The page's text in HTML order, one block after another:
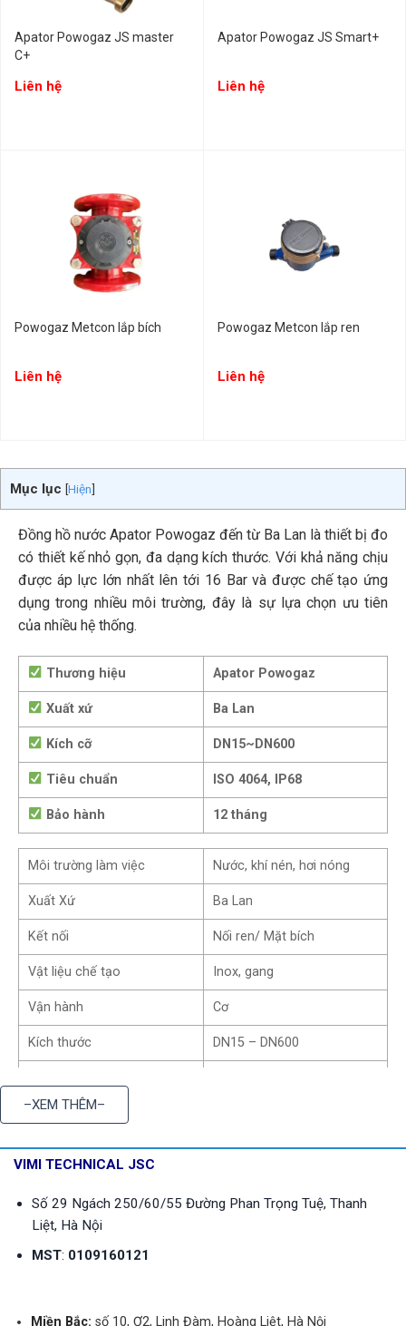
Apator Powogaz JS master
C+
Liên hệ
Apator Powogaz JS Smart+
Liên hệ
Powogaz Metcon lắp bích
Liên hệ
Powogaz Metcon lắp ren
Liên hệ
Mục lục [Hiện]
Đồng hồ nước Apator Powogaz đến từ Ba Lan là thiết bị đo
có thiết kế nhỏ gọn, đa dạng kích thước. Với khả năng chịu
được áp lực lớn nhất lên tới 16 Bar và được chế tạo ứng
dụng trong nhiều môi trường, đây là sự lựa chọn ưu tiên
của nhiều hệ thống.
Thương hiệu Apator Powogaz
Xuất xứ Ba Lan
Kích cỡ DN15~DN600
Tiêu chuẩn ISO 4064, IP68
Bảo hành 12 tháng
Môi trường làm việc Nước, khí nén, hơi nóng
Xuất Xứ Ba Lan
Kết nối Nối ren/ Mặt bích
Vật liệu chế tạo Inox, gang
Vận hành Cơ
Kích thước DN15 – DN600
Nhiệt độ làm việc
Tiêu chuẩn ISO 4064, IP68
1Kho đồng hồ nước diện tích 5000m2
–XEM THÊM–
VIMI TECHNICAL JSC
Số 29 Ngách 250/60/55 Đường Phan Trọng Tuệ, Thanh
Liệt, Hà Nội
MST: 0109160121
Miền Bắc: số 10, Ơ2, Linh Đàm, Hoàng Liệt, Hà Nội